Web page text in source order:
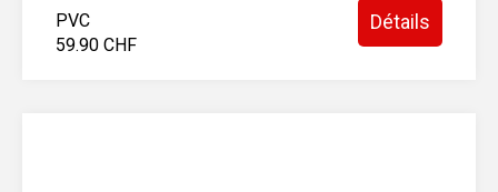
PVC
59.90 CHF
Détails